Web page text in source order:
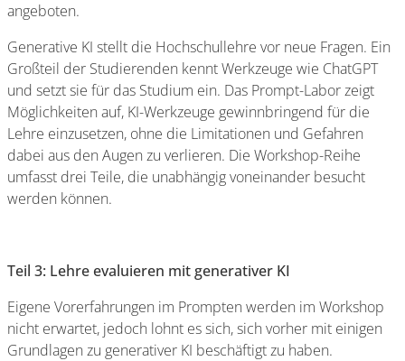
angeboten.
Generative KI stellt die Hochschullehre vor neue Fragen. Ein
Großteil der Studierenden kennt Werkzeuge wie ChatGPT
und setzt sie für das Studium ein. Das Prompt-Labor zeigt
Möglichkeiten auf, KI-Werkzeuge gewinnbringend für die
Lehre einzusetzen, ohne die Limitationen und Gefahren
dabei aus den Augen zu verlieren. Die Workshop-Reihe
umfasst drei Teile, die unabhängig voneinander besucht
werden können.
Teil 3: Lehre evaluieren mit generativer KI
Eigene Vorerfahrungen im Prompten werden im Workshop
nicht erwartet, jedoch lohnt es sich, sich vorher mit einigen
Grundlagen zu generativer KI beschäftigt zu haben.